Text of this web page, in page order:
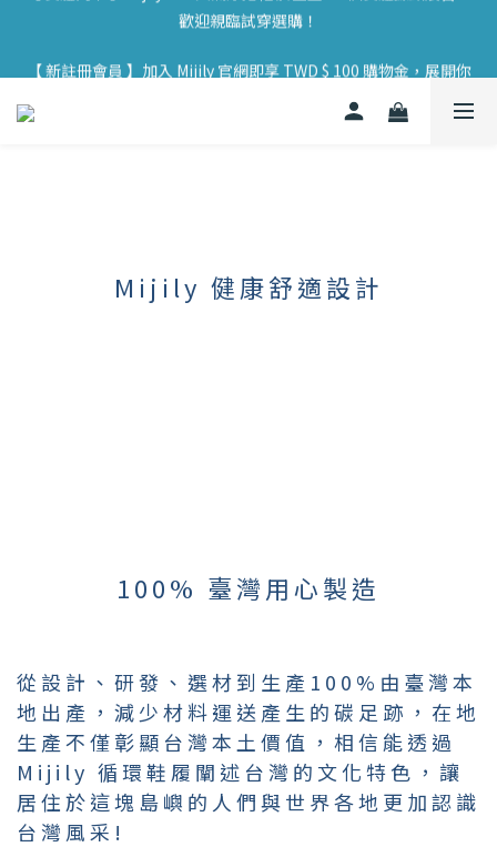
【 實體門市 】Mijily AIR 大氣涼拖鞋 於全臺 33 個實體據點展售，
歡迎親臨試穿選購！
【 新註冊會員 】加入 Mijily 官網即享 TWD $ 100 購物金，展開你
Mijily 健康舒適設計
100% 臺灣用心製造
從設計、研發、選材到生產100%由臺灣本
地出產，減少材料運送產生的碳足跡，在地
生產不僅彰顯台灣本土價值，相信能透過
Mijily 循環鞋履闡述台灣的文化特色，讓
居住於這塊島嶼的人們與世界各地更加認識
台灣風采!